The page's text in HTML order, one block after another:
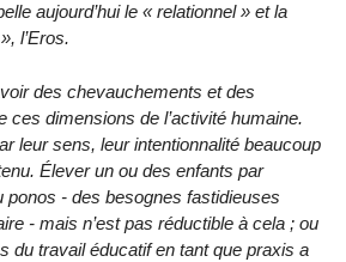
aujourd’hui le « relationnel » et la
l’Eros.
des chevauchements et des
ces dimensions de l’activité humaine.
leur sens, leur intentionnalité beaucoup
Élever un ou des enfants par
ponos - des besognes fastidieuses
- mais n’est pas réductible à cela ; ou
du travail éducatif en tant que praxis a